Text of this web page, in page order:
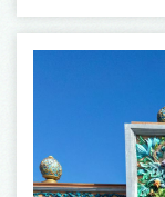
盛宴，共同开启“国潮海洋
情与创意交织
陆空”三域联动
州海昌同天生日
生日盛宴。庆典
“水下郑州”在荷